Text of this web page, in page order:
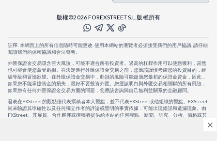
版權©2026 FOREXSTREET S.L.版權所有
註釋: 本網頁上的所有信息隨時可能更改. 使用本網站的瀏覽者必須接受我們的用戶協議. 請仔細
閱讀我們的保密協議和合法聲明。
外匯保證金交易隱含巨大風險，可能不適合所有投資者。過高的杠桿作用可以使您獲利，當然
也可能會使您蒙受虧損。在決定進行外匯保證金交易之前，您應該謹慎考慮您的投資目的，經
驗等級和冒險欲望。在外匯保證金交易中，虧損的風險可能超過您最初的保證金資金，因此，
如果您不能承擔資金的損失，最好不要投資外匯。您應該明白與外匯交易相關聯的所有風險，
如果您有任何外匯保證金交易方面的問題，您應該咨詢與自己無利益關系的金融顧問。
發表在FXStreet的觀點僅代表撰稿者本人觀點，並不代表FXStreet或他組織的觀點。FXStreet
尚未驗證其準確性以及任何獨立作者的評論或聲明的事實依據：可能出現錯誤和遺漏現象。由
FXStreet、其雇員、合作夥伴或撰稿者提供給本站的任何觀點、新聞、研究、分析、價格或其